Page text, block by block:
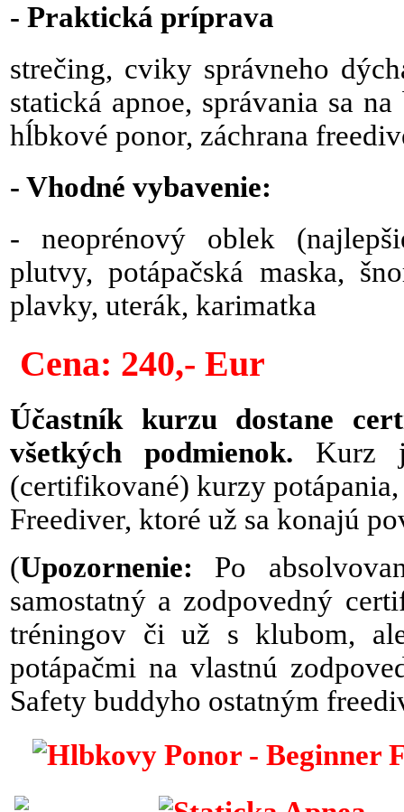
- Praktická príprava
strečing, cviky správneho
statická apnoe, správania sa
hĺbkové ponor, záchrana
- Vhodné vybavenie:
- neoprénový oblek
plutvy, potápačská maska,
plavky, uterák, karimatka
Cena: 240,- Eur
Účastník kurzu dostane
všetkých podmienok. Kurz
(certifikované) kurzy
Freediver, ktoré už sa konajú
(Upozornenie: Po
samostatný a zodpovedný
tréningov či už s klubom,
potápačmi na vlastnú
Safety buddyho ostatným